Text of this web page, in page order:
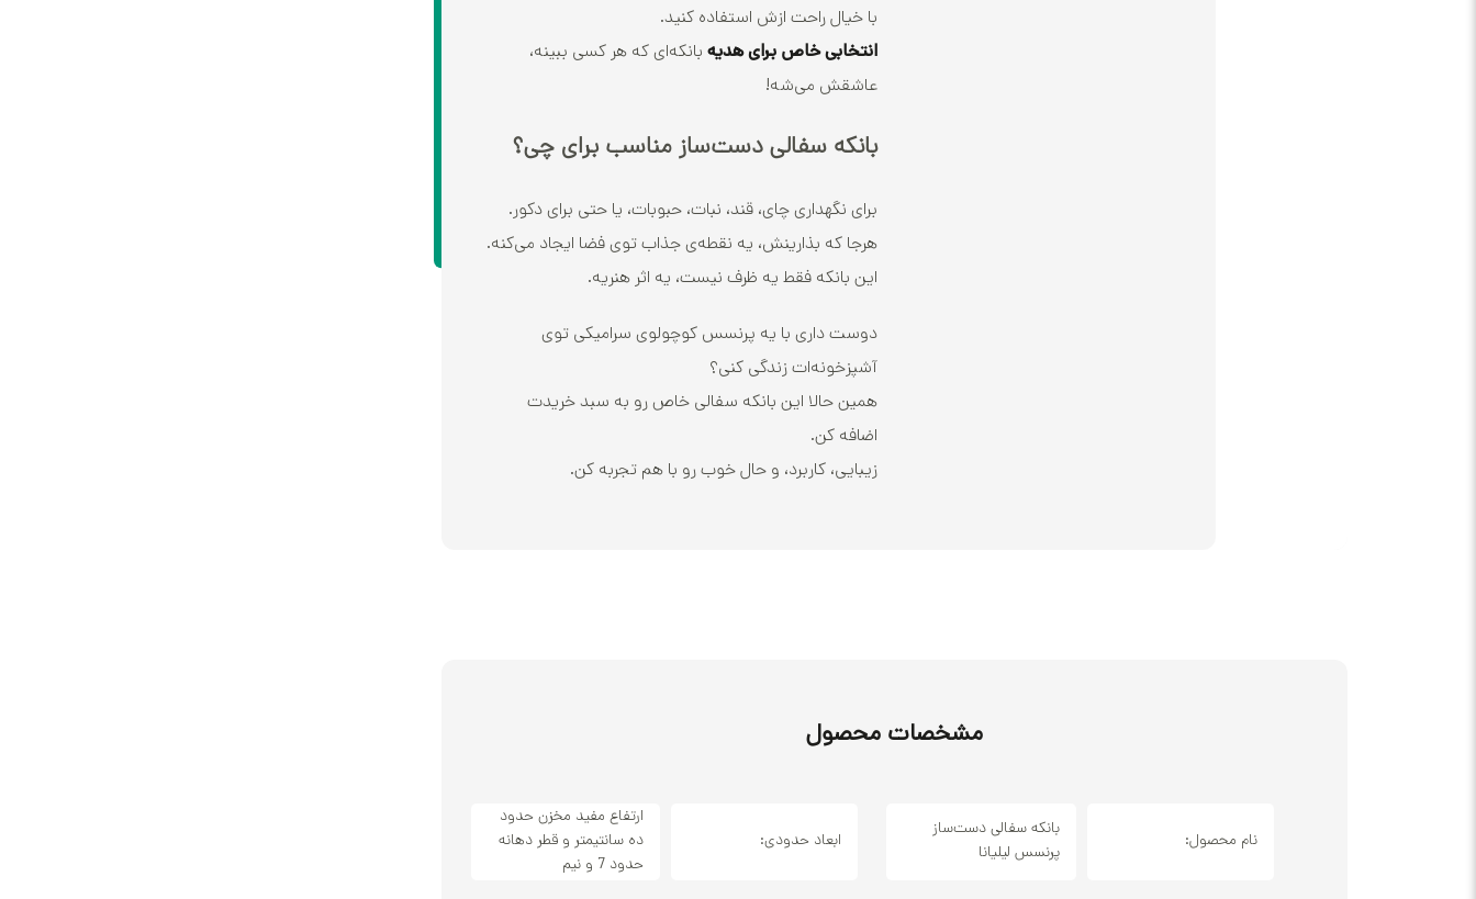
با خیال راحت ازش استفاده کنید.
انتخابی خاص برای هدیهبانکه‌ای که هر کسی ببینه،
عاشقش می‌شه!
بانکه سفالی دست‌ساز مناسب برای چی؟
برای نگهداری چای، قند، نبات، حبوبات، یا حتی برای دکور.
هرجا که بذارینش، یه نقطه‌ی جذاب توی فضا ایجاد می‌کنه.
این بانکه فقط یه ظرف نیست، یه اثر هنریه.
دوست داری با یه پرنسس کوچولوی سرامیکی توی
آشپزخونه‌ات زندگی کنی؟
همین حالا این بانکه سفالی خاص رو به سبد خریدت
اضافه کن.
زیبایی، کاربرد، و حال خوب رو با هم تجربه کن.
مشخصات محصول
نام محصول:
بانکه سفالی دست‌ساز
پرنسس لیلیانا
ابعاد حدودی:
ارتفاع مفید مخزن حدود
ده سانتیمتر و قطر دهانه
حدود 7 و نیم